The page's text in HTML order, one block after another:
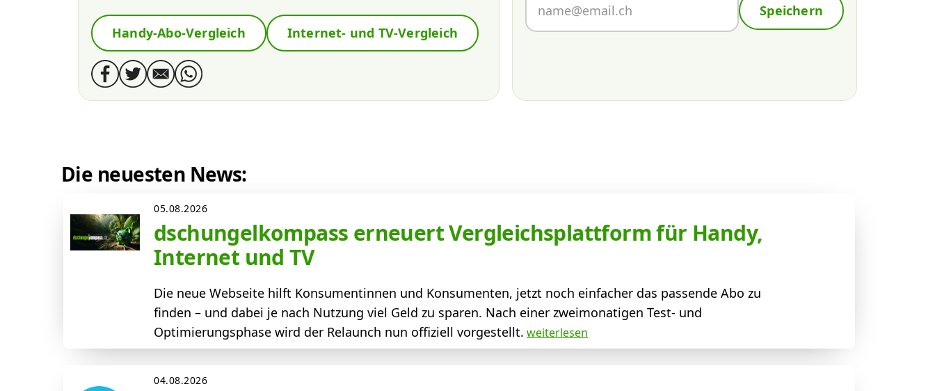
Handy-Abo-Vergleich Internet- und TV-Vergleich
Speichern
Die neuesten News:
05.08.2026
dschungelkompass erneuert Vergleichsplattform für Handy,
Internet und TV
Die neue Webseite hilft Konsumentinnen und Konsumenten, jetzt noch einfacher das passende Abo zu
finden – und dabei je nach Nutzung viel Geld zu sparen. Nach einer zweimonatigen Test- und
Optimierungsphase wird der Relaunch nun offiziell vorgestellt. weiterlesen
04.08.2026